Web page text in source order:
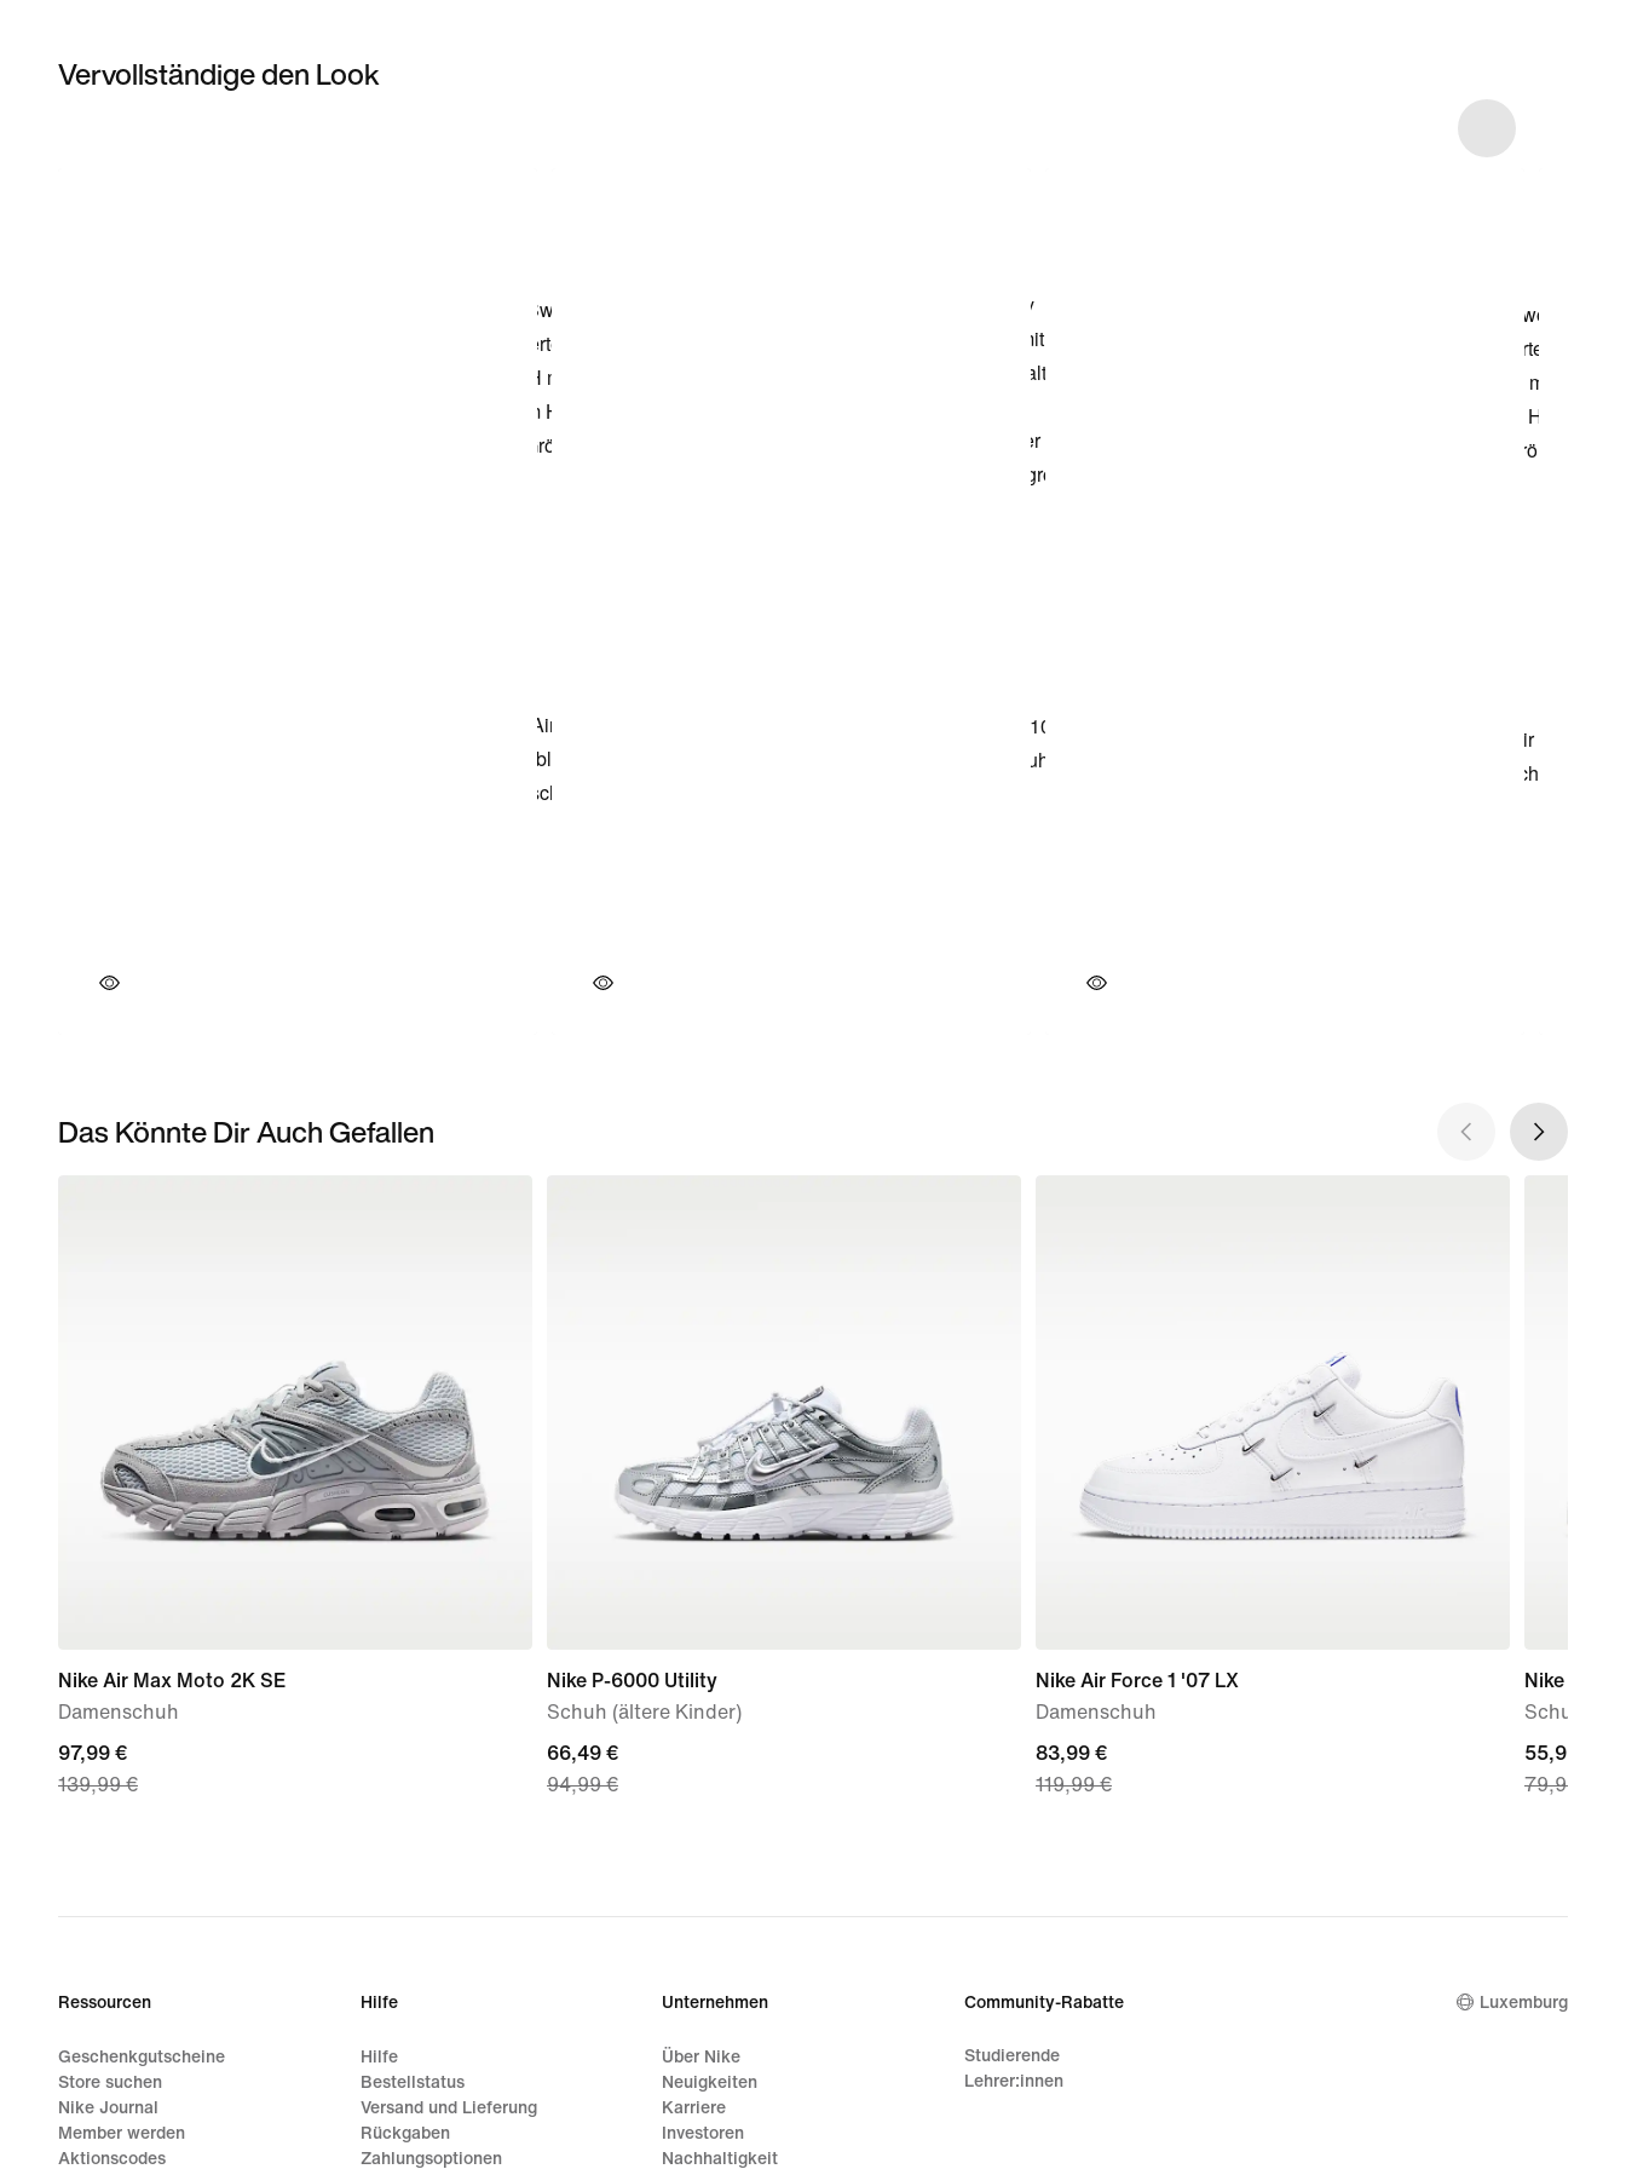
Vervollständige den Look
Das Könnte Dir Auch Gefallen
Nike Air Max Moto 2K SE
Damenschuh
current
price
139,99 €
97,99 €
139,99 €
Nike P-6000 Utility
Schuh (ältere Kinder)
current
price
94,99 €
66,49 €
94,99 €
Nike Air Force 1 '07 LX
Damenschuh
current
price
119,99 €
83,99 €
119,99 €
Nike
Schuh
current
price
79,99 €
55,99 €
79,99 €
Ressourcen
Geschenkgutscheine
Store suchen
Nike Journal
Member werden
Aktionscodes
Hilfe
Hilfe
Bestellstatus
Versand und Lieferung
Rückgaben
Zahlungsoptionen
Unternehmen
Über Nike
Neuigkeiten
Karriere
Investoren
Nachhaltigkeit
Community-Rabatte
Studierende
Lehrer:innen
Luxemburg